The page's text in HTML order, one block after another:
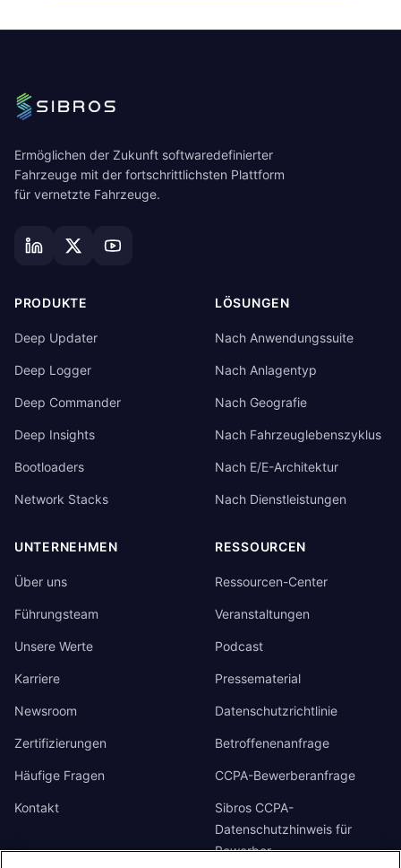
Ermöglichen der Zukunft softwaredefinierter
Fahrzeuge mit der fortschrittlichsten Plattform
für vernetzte Fahrzeuge.
PRODUKTE
Deep Updater
Deep Logger
Deep Commander
Deep Insights
Bootloaders
Network Stacks
LÖSUNGEN
Nach Anwendungssuite
Nach Anlagentyp
Nach Geografie
Nach Fahrzeuglebenszyklus
Nach E/E-Architektur
Nach Dienstleistungen
UNTERNEHMEN
Über uns
Führungsteam
Unsere Werte
Karriere
Newsroom
Zertifizierungen
Häufige Fragen
Kontakt
RESSOURCEN
Ressourcen-Center
Veranstaltungen
Podcast
Pressematerial
Datenschutzrichtlinie
Betroffenenanfrage
CCPA-Bewerberanfrage
Sibros CCPA-
Datenschutzhinweis für
Bewerber